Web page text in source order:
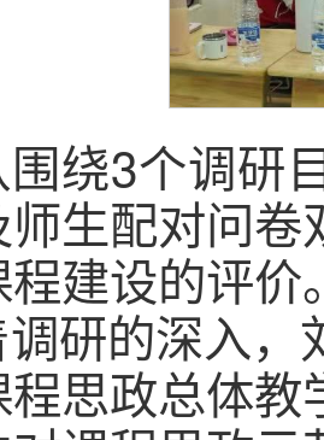
围绕3个调研
生配对问
建设的评价
研的深入
思政总体